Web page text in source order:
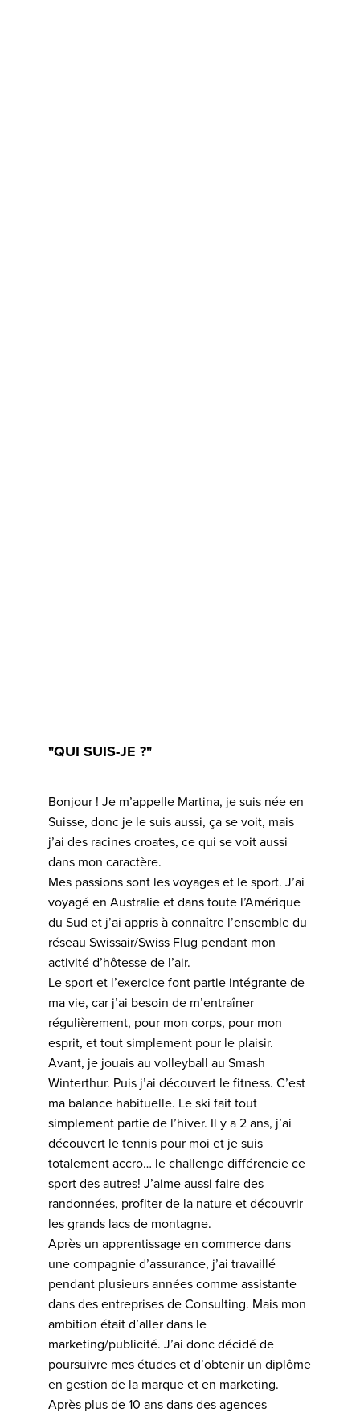
"QUI SUIS-JE ?"
Bonjour ! Je m’appelle Martina, je suis née en
Suisse, donc je le suis aussi, ça se voit, mais
j’ai des racines croates, ce qui se voit aussi
dans mon caractère.
Mes passions sont les voyages et le sport. J’ai
voyagé en Australie et dans toute l’Amérique
du Sud et j’ai appris à connaître l’ensemble du
réseau Swissair/Swiss Flug pendant mon
activité d’hôtesse de l’air.
Le sport et l’exercice font partie intégrante de
ma vie, car j’ai besoin de m’entraîner
régulièrement, pour mon corps, pour mon
esprit, et tout simplement pour le plaisir.
Avant, je jouais au volleyball au Smash
Winterthur. Puis j’ai découvert le fitness. C’est
ma balance habituelle. Le ski fait tout
simplement partie de l’hiver. Il y a 2 ans, j’ai
découvert le tennis pour moi et je suis
totalement accro… le challenge différencie ce
sport des autres! J’aime aussi faire des
randonnées, profiter de la nature et découvrir
les grands lacs de montagne.
Après un apprentissage en commerce dans
une compagnie d’assurance, j’ai travaillé
pendant plusieurs années comme assistante
dans des entreprises de Consulting. Mais mon
ambition était d’aller dans le
marketing/publicité. J’ai donc décidé de
poursuivre mes études et d’obtenir un diplôme
en gestion de la marque et en marketing.
Après plus de 10 ans dans des agences